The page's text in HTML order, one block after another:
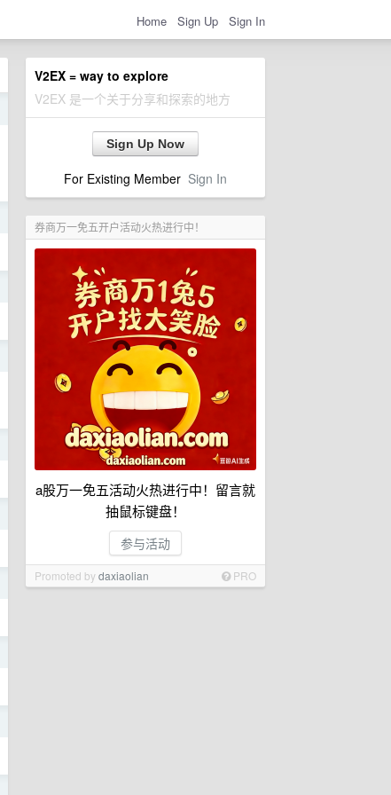
Home Sign Up Sign In
V2EX = way to explore
V2EX 是一个关于分享和探索的地方
Sign Up Now
For Existing Member Sign In
券商万一免五开户活动火热进行中！
a股万一免五活动火热进行中！留言就
抽鼠标键盘！
参与活动
Promoted bydaxiaolian PRO